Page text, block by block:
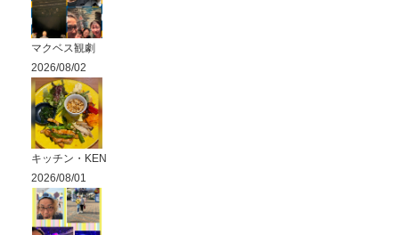
マクベス観劇
2026/08/02
キッチン・KEN
2026/08/01